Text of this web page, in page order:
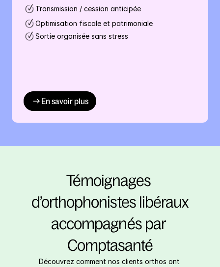
Transmission / cession anticipée
Optimisation fiscale et patrimoniale
Sortie organisée sans stress
En savoir plus
Témoignages
d’orthophonistes libéraux
accompagnés par
Comptasanté
Découvrez comment nos clients orthos ont